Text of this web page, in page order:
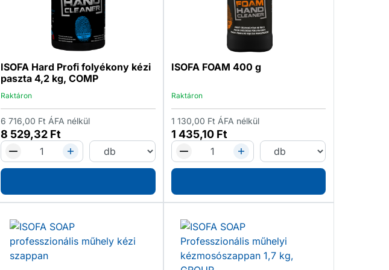
ISOFA Hard Profi folyékony kézi
paszta 4,2 kg, COMP
Raktáron
8 529,32 Ft
6 716,00 Ft ÁFA nélkül
ISOFA FOAM 400 g
Raktáron
1 435,10 Ft
1 130,00 Ft ÁFA nélkül